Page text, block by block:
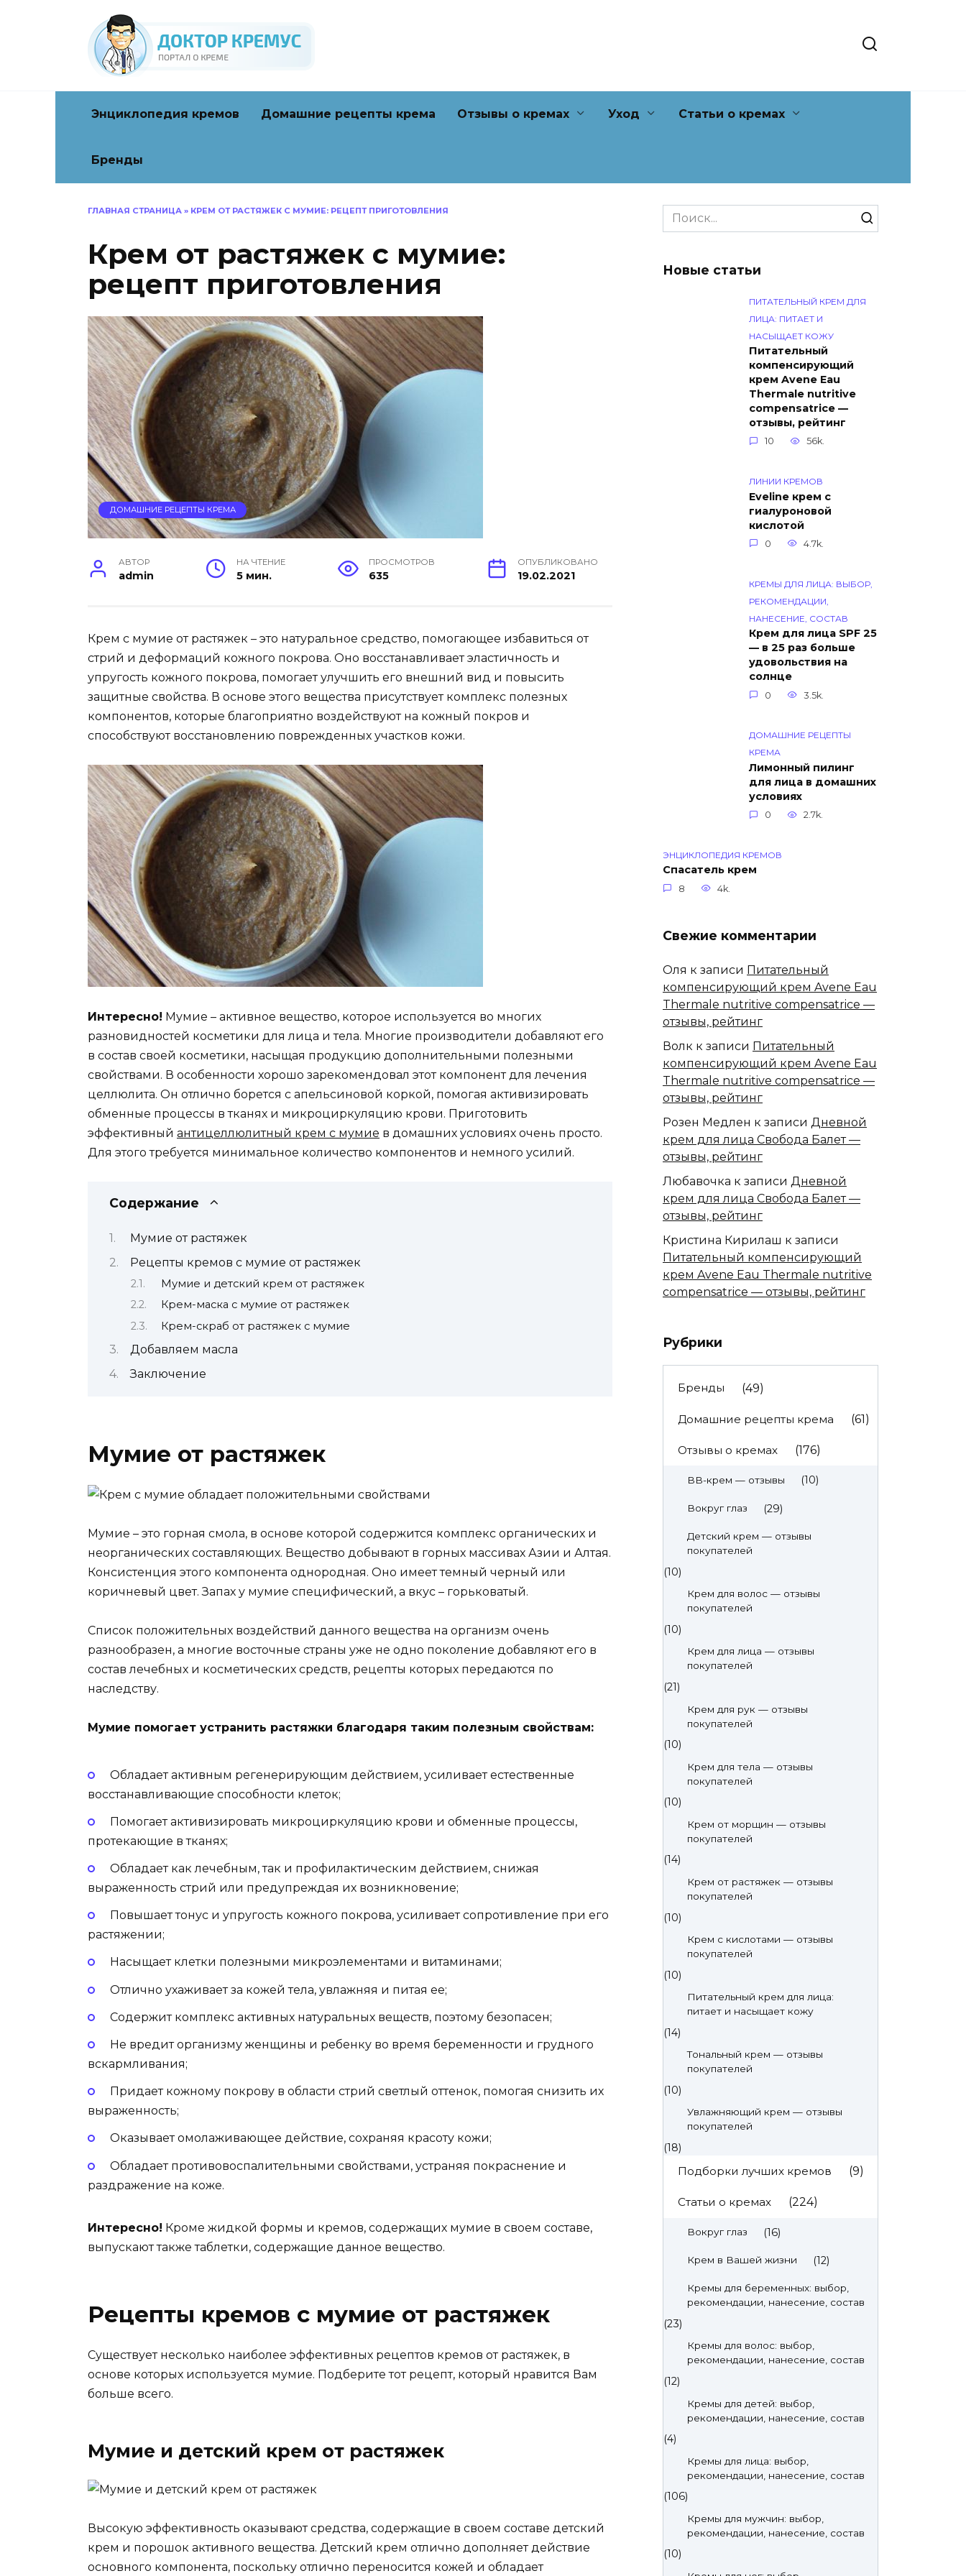
Энциклопедия кремов Домашние рецепты крема Отзывы о кремах Уход Статьи о кремах
Бренды
ГЛАВНАЯ СТРАНИЦА » КРЕМ ОТ РАСТЯЖЕК С МУМИЕ: РЕЦЕПТ ПРИГОТОВЛЕНИЯ
Крем от растяжек с мумие:
рецепт приготовления
ДОМАШНИЕ РЕЦЕПТЫ КРЕМА
АВТОР
admin
НА ЧТЕНИЕ
5 мин.
ПРОСМОТРОВ
635
ОПУБЛИКОВАНО
19.02.2021
Крем с мумие от растяжек – это натуральное средство, помогающее избавиться от
стрий и деформаций кожного покрова. Оно восстанавливает эластичность и
упругость кожного покрова, помогает улучшить его внешний вид и повысить
защитные свойства. В основе этого вещества присутствует комплекс полезных
компонентов, которые благоприятно воздействуют на кожный покров и
способствуют восстановлению поврежденных участков кожи.
Интересно! Мумие – активное вещество, которое используется во многих
разновидностей косметики для лица и тела. Многие производители добавляют его
в состав своей косметики, насыщая продукцию дополнительными полезными
свойствами. В особенности хорошо зарекомендовал этот компонент для лечения
целлюлита. Он отлично борется с апельсиновой коркой, помогая активизировать
обменные процессы в тканях и микроциркуляцию крови. Приготовить
эффективный антицеллюлитный крем с мумие в домашних условиях очень просто.
Для этого требуется минимальное количество компонентов и немного усилий.
Содержание
Мумие от растяжек
Рецепты кремов с мумие от растяжек
Мумие и детский крем от растяжек
Крем-маска с мумие от растяжек
Крем-скраб от растяжек с мумие
Добавляем масла
Заключение
Мумие от растяжек
Мумие – это горная смола, в основе которой содержится комплекс органических и
неорганических составляющих. Вещество добывают в горных массивах Азии и Алтая.
Консистенция этого компонента однородная. Оно имеет темный черный или
коричневый цвет. Запах у мумие специфический, а вкус – горьковатый.
Список положительных воздействий данного вещества на организм очень
разнообразен, а многие восточные страны уже не одно поколение добавляют его в
состав лечебных и косметических средств, рецепты которых передаются по
наследству.
Мумие помогает устранить растяжки благодаря таким полезным свойствам:
Обладает активным регенерирующим действием, усиливает естественные
восстанавливающие способности клеток;
Помогает активизировать микроциркуляцию крови и обменные процессы,
протекающие в тканях;
Обладает как лечебным, так и профилактическим действием, снижая
выраженность стрий или предупреждая их возникновение;
Повышает тонус и упругость кожного покрова, усиливает сопротивление при его
растяжении;
Насыщает клетки полезными микроэлементами и витаминами;
Отлично ухаживает за кожей тела, увлажняя и питая ее;
Содержит комплекс активных натуральных веществ, поэтому безопасен;
Не вредит организму женщины и ребенку во время беременности и грудного
вскармливания;
Придает кожному покрову в области стрий светлый оттенок, помогая снизить их
выраженность;
Оказывает омолаживающее действие, сохраняя красоту кожи;
Обладает противовоспалительными свойствами, устраняя покраснение и
раздражение на коже.
Интересно! Кроме жидкой формы и кремов, содержащих мумие в своем составе,
выпускают также таблетки, содержащие данное вещество.
Рецепты кремов с мумие от растяжек
Существует несколько наиболее эффективных рецептов кремов от растяжек, в
основе которых используется мумие. Подберите тот рецепт, который нравится Вам
больше всего.
Мумие и детский крем от растяжек
Высокую эффективность оказывают средства, содержащие в своем составе детский
крем и порошок активного вещества. Детский крем отлично дополняет действие
основного компонента, поскольку отлично переносится кожей и обладает
Search
for:
Новые статьи
ПИТАТЕЛЬНЫЙ КРЕМ ДЛЯ
ЛИЦА: ПИТАЕТ И
НАСЫЩАЕТ КОЖУ
Питательный
компенсирующий
крем Avene Eau
Thermale nutritive
compensatrice —
отзывы, рейтинг
10 56k.
ЛИНИИ КРЕМОВ
Eveline крем с
гиалуроновой
кислотой
0 4.7k.
КРЕМЫ ДЛЯ ЛИЦА: ВЫБОР,
РЕКОМЕНДАЦИИ,
НАНЕСЕНИЕ, СОСТАВ
Крем для лица SPF 25
— в 25 раз больше
удовольствия на
солнце
0 3.5k.
ДОМАШНИЕ РЕЦЕПТЫ
КРЕМА
Лимонный пилинг
для лица в домашних
условиях
0 2.7k.
ЭНЦИКЛОПЕДИЯ КРЕМОВ
Спасатель крем
8 4k.
Свежие комментарии
Оля к записи Питательный
компенсирующий крем Avene Eau
Thermale nutritive compensatrice —
отзывы, рейтинг
Волк к записи Питательный
компенсирующий крем Avene Eau
Thermale nutritive compensatrice —
отзывы, рейтинг
Розен Медлен к записи Дневной
крем для лица Свобода Балет —
отзывы, рейтинг
Любавочка к записи Дневной
крем для лица Свобода Балет —
отзывы, рейтинг
Кристина Кирилаш к записи
Питательный компенсирующий
крем Avene Eau Thermale nutritive
compensatrice — отзывы, рейтинг
Рубрики
Бренды (49)
Домашние рецепты крема (61)
Отзывы о кремах (176)
BB-крем — отзывы (10)
Вокруг глаз (29)
Детский крем — отзывы
покупателей
(10)
Крем для волос — отзывы
покупателей
(10)
Крем для лица — отзывы
покупателей
(21)
Крем для рук — отзывы
покупателей
(10)
Крем для тела — отзывы
покупателей
(10)
Крем от морщин — отзывы
покупателей
(14)
Крем от растяжек — отзывы
покупателей
(10)
Крем с кислотами — отзывы
покупателей
(10)
Питательный крем для лица:
питает и насыщает кожу
(14)
Тональный крем — отзывы
покупателей
(10)
Увлажняющий крем — отзывы
покупателей
(18)
Подборки лучших кремов (9)
Статьи о кремах (224)
Вокруг глаз (16)
Крем в Вашей жизни (12)
Кремы для беременных: выбор,
рекомендации, нанесение, состав
(23)
Кремы для волос: выбор,
рекомендации, нанесение, состав
(12)
Кремы для детей: выбор,
рекомендации, нанесение, состав
(4)
Кремы для лица: выбор,
рекомендации, нанесение, состав
(106)
Кремы для мужчин: выбор,
рекомендации, нанесение, состав
(10)